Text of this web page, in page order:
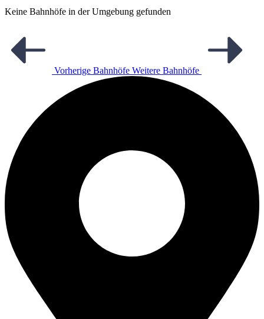
Keine Bahnhöfe in der Umgebung gefunden
Vorherige Bahnhöfe Weitere Bahnhöfe